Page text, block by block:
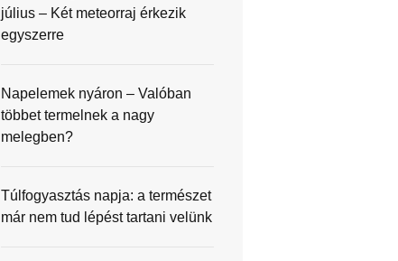
július – Két meteorraj érkezik
egyszerre
Napelemek nyáron – Valóban
többet termelnek a nagy
melegben?
Túlfogyasztás napja: a természet
már nem tud lépést tartani velünk